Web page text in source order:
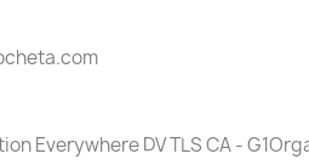
Everywhere DV TLS CA -